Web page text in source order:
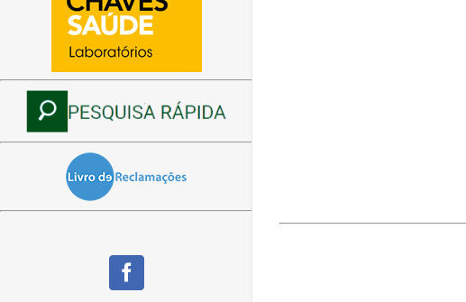
Facebook